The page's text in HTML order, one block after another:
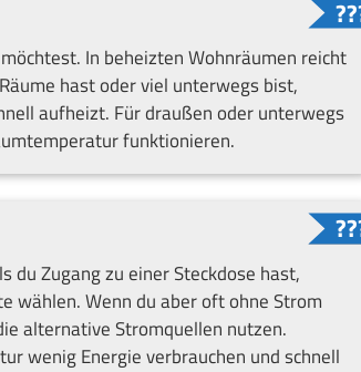
In beheizten Wohnräumen reicht
hast oder viel unterwegs bist,
aufheizt. Für draußen oder unterwegs
funktionieren.
du Zugang zu einer Steckdose hast,
wählen. Wenn du aber oft ohne Strom
alternative Stromquellen nutzen.
wenig Energie verbrauchen und schnell